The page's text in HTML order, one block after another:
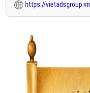
https://vietadsgroup.vn